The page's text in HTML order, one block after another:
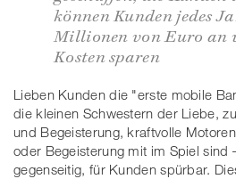
können Kunden jedes
Millionen von Euro an
Kosten sparen
Lieben Kunden die "erste mobile
die kleinen Schwestern der Liebe,
und Begeisterung, kraftvolle
oder Begeisterung mit im Spiel sind
gegenseitig, für Kunden spürbar.